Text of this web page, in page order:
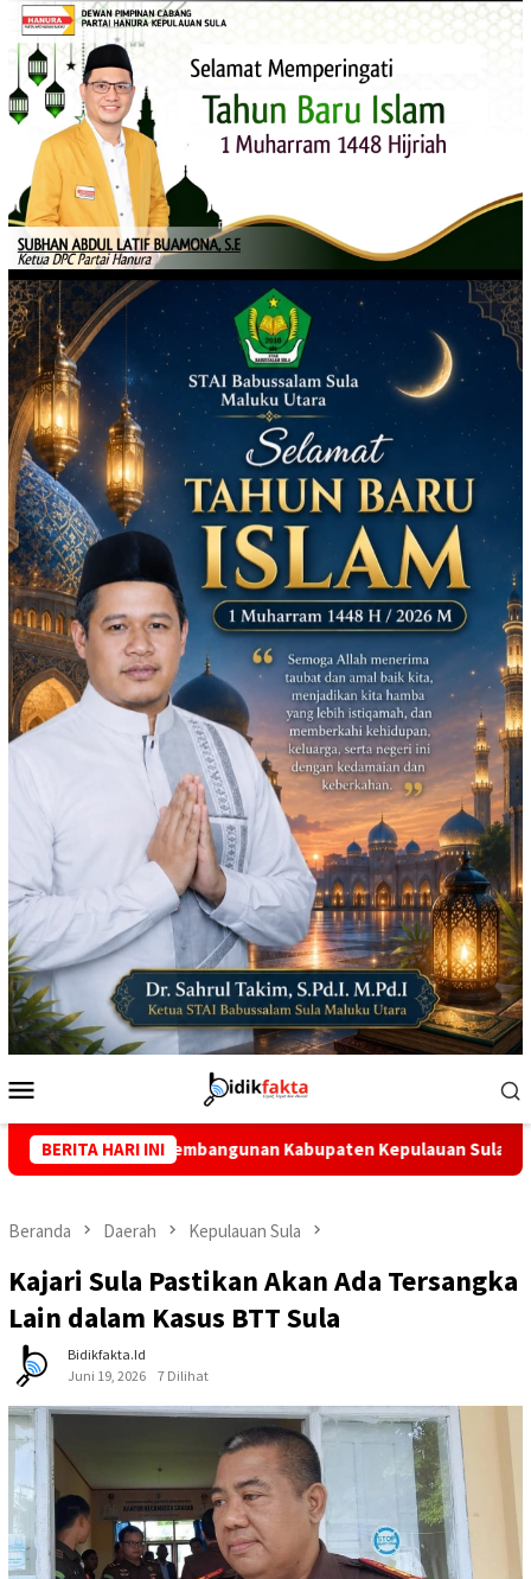
Loncat
konten
Mobile
BERITA HARI INIKabupaten Kepulauan Sula Kajari Sula
Beranda Daerah Kepulauan Sula
Kajari Sula Pastikan Akan Ada Tersangka
Lain dalam Kasus BTT Sula
Bidikfakta.id
Juni 19, 2026
7 Dilihat